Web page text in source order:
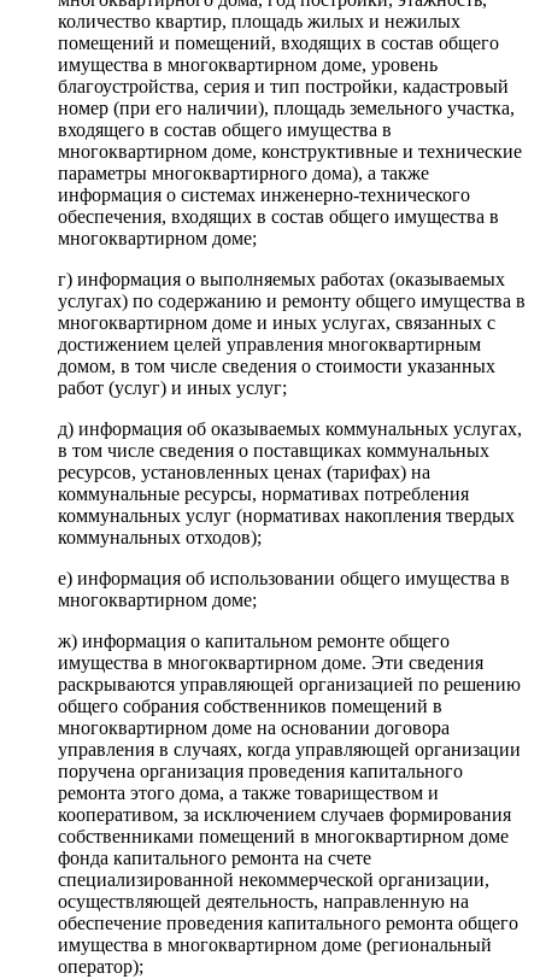
количество квартир, площадь жилых и нежилых
помещений и помещений, входящих в состав общего
имущества в многоквартирном доме, уровень
благоустройства, серия и тип постройки, кадастровый
номер (при его наличии), площадь земельного участка,
входящего в состав общего имущества в
многоквартирном доме, конструктивные и технические
параметры многоквартирного дома), а также
информация о системах инженерно-технического
обеспечения, входящих в состав общего имущества в
многоквартирном доме;
г) информация о выполняемых работах (оказываемых
услугах) по содержанию и ремонту общего имущества в
многоквартирном доме и иных услугах, связанных с
достижением целей управления многоквартирным
домом, в том числе сведения о стоимости указанных
работ (услуг) и иных услуг;
д) информация об оказываемых коммунальных услугах,
в том числе сведения о поставщиках коммунальных
ресурсов, установленных ценах (тарифах) на
коммунальные ресурсы, нормативах потребления
коммунальных услуг (нормативах накопления твердых
коммунальных отходов);
е) информация об использовании общего имущества в
многоквартирном доме;
ж) информация о капитальном ремонте общего
имущества в многоквартирном доме. Эти сведения
раскрываются управляющей организацией по решению
общего собрания собственников помещений в
многоквартирном доме на основании договора
управления в случаях, когда управляющей организации
поручена организация проведения капитального
ремонта этого дома, а также товариществом и
кооперативом, за исключением случаев формирования
собственниками помещений в многоквартирном доме
фонда капитального ремонта на счете
специализированной некоммерческой организации,
осуществляющей деятельность, направленную на
обеспечение проведения капитального ремонта общего
имущества в многоквартирном доме (региональный
оператор);